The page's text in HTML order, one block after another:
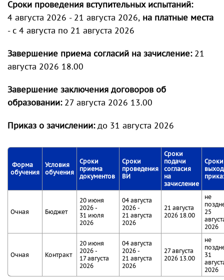
Сроки проведения вступительных испытаний:
4 августа 2026 - 21 августа 2026, на платные места
- с 4 августа по 21 августа 2026
Завершение приема согласий на зачисление: 21
августа 2026 18.00
Завершение заключения договоров об
образовании:27 августа 2026 13.00
Приказ о зачислении: до 31 августа 2026
Форма
обучения
Условия
обучения
Сроки
приема
документов
Сроки
проведения
ВИ
Сроки
подачи
согласия
на
зачисление
Сроки
Очная Бюджет
20 июня
2026 -
31 июля
2026
04 августа
2026 -
21 августа
2026
21 августа
2026 18.00
не
25
2026
Очная Контракт
20 июня
2026 -
17 августа
2026
04 августа
2026 -
21 августа
2026
27 августа
2026 13.00
не
31
2026